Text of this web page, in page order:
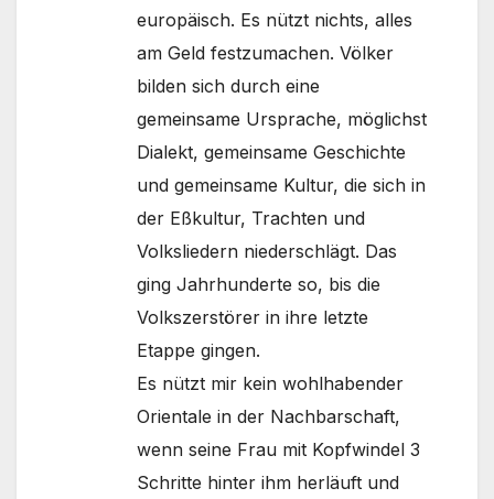
europäisch. Es nützt nichts, alles
am Geld festzumachen. Völker
bilden sich durch eine
gemeinsame Ursprache, möglichst
Dialekt, gemeinsame Geschichte
und gemeinsame Kultur, die sich in
der Eßkultur, Trachten und
Volksliedern niederschlägt. Das
ging Jahrhunderte so, bis die
Volkszerstörer in ihre letzte
Etappe gingen.
Es nützt mir kein wohlhabender
Orientale in der Nachbarschaft,
wenn seine Frau mit Kopfwindel 3
Schritte hinter ihm herläuft und